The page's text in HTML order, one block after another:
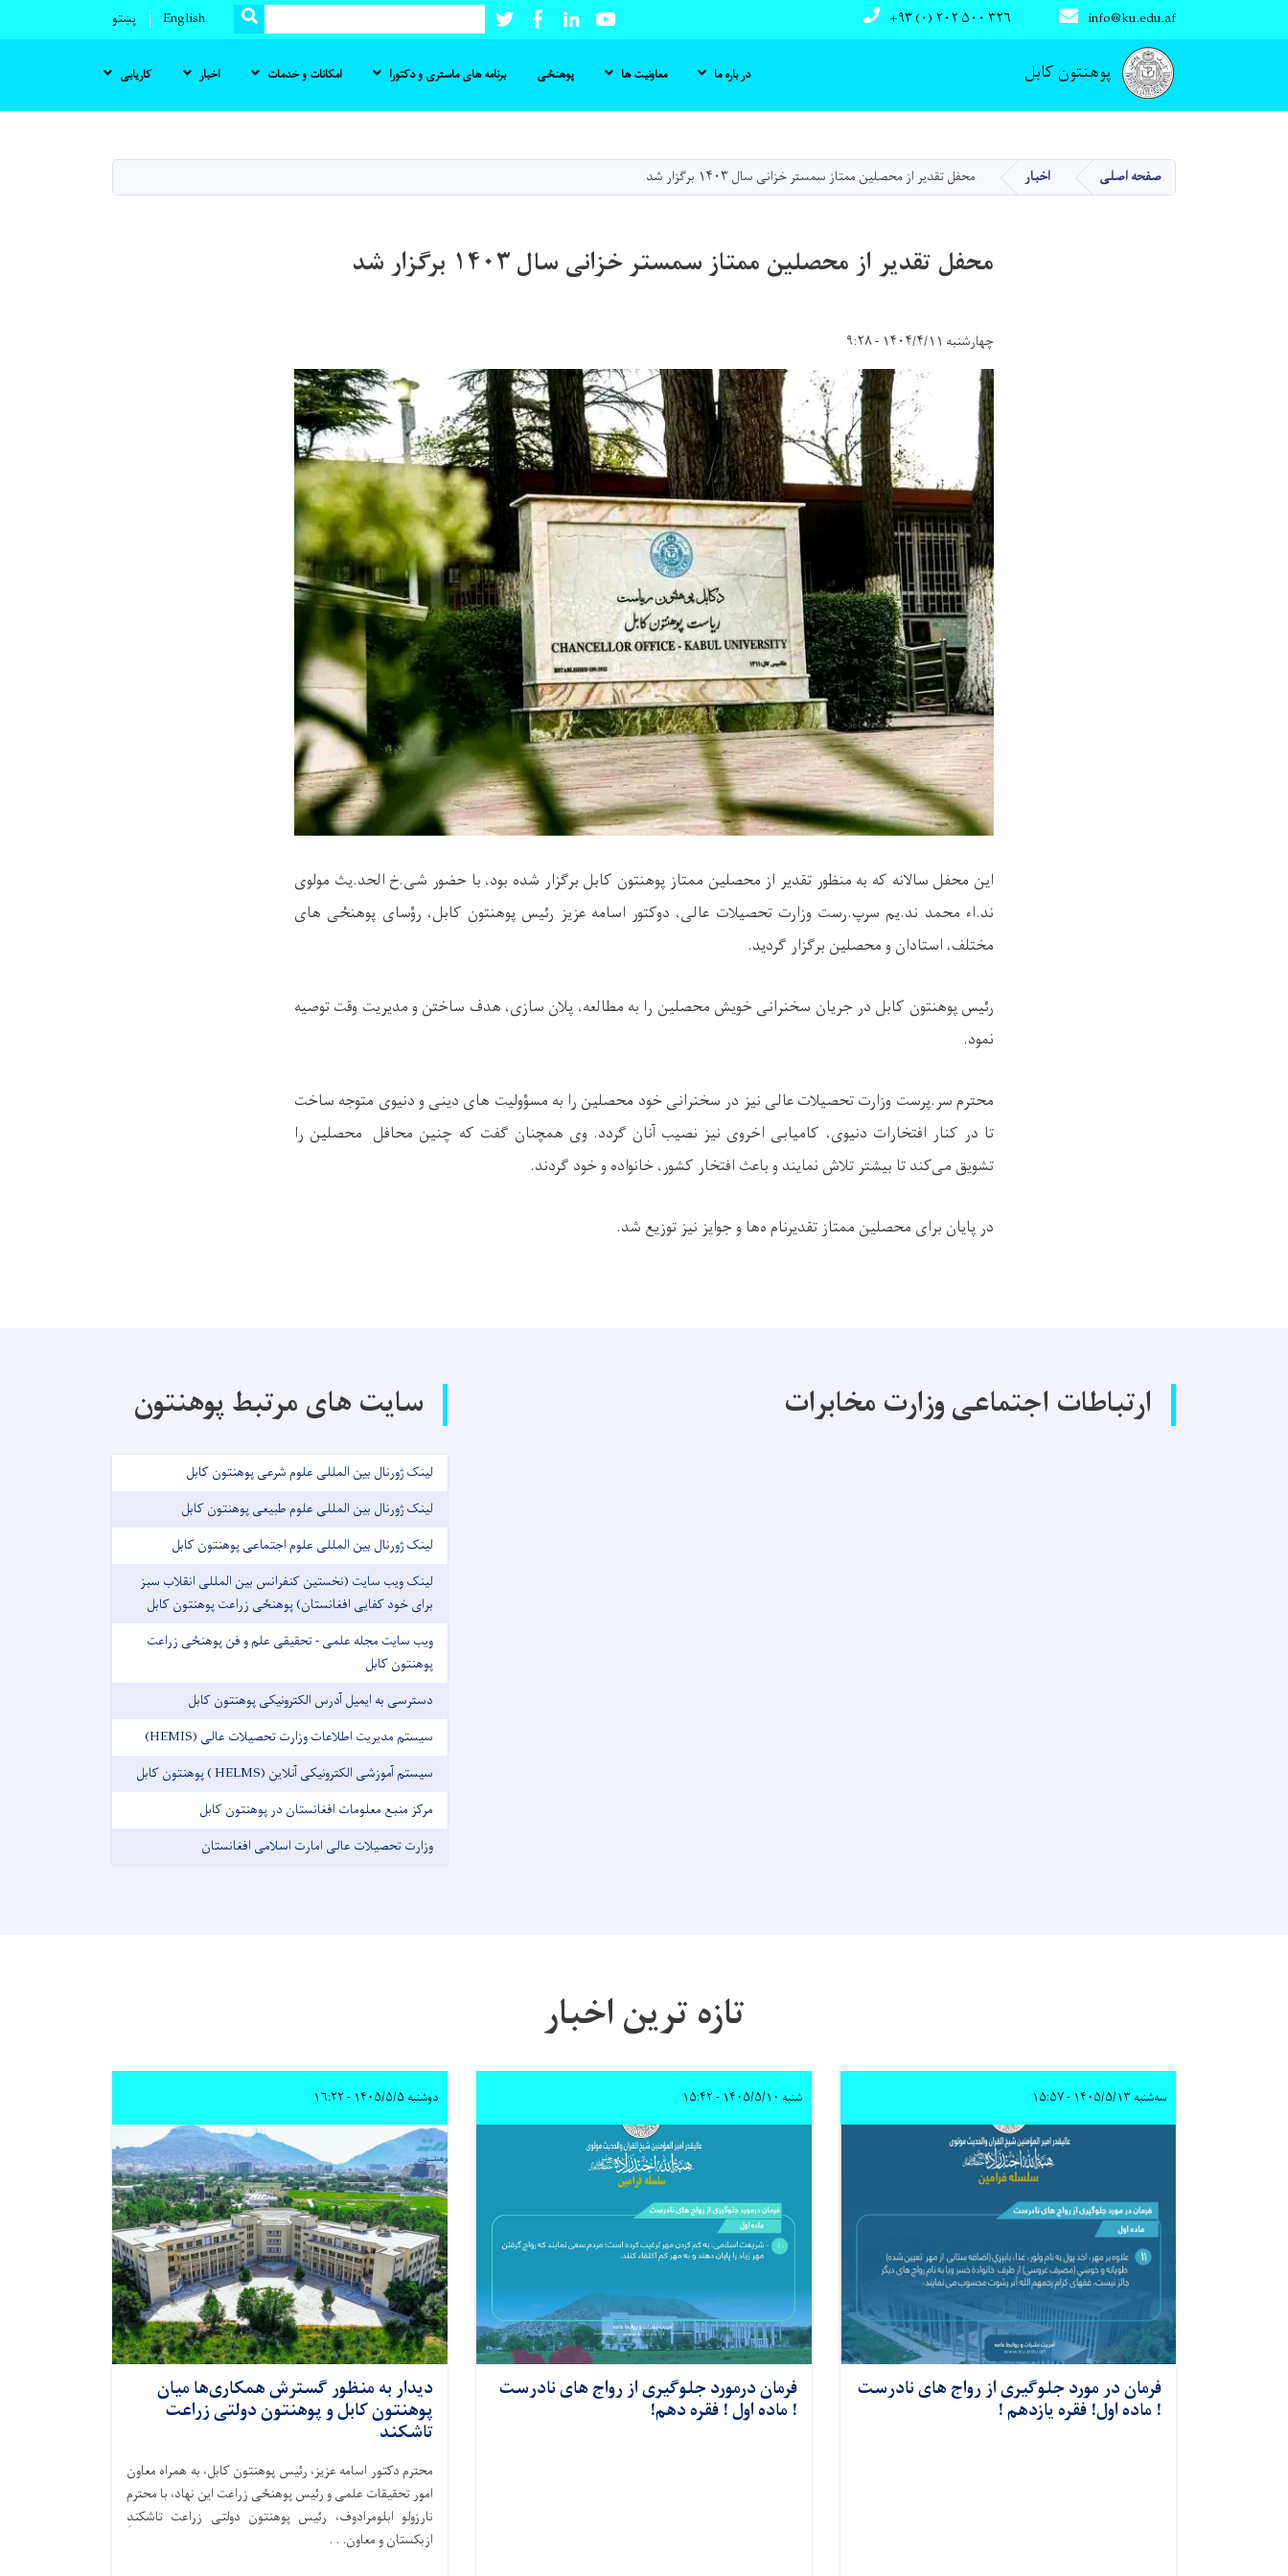
content
پوهنتون کابل
info@ku.edu.af +۹۳ (۰) ۲۰۲ ۵۰۰ ۳۲۶ Youtube
LinkedIn
Facebook
Twitter
Search
SEARCH
English پښتو
Main navigation
در باره ما معاونیت ها پوهنځی برنامه های ماستری و دکتورا امکانات و خدمات اخبار کاریابی
صفحه اصلی اخبار محفل تقدیر از محصلین ممتاز سمستر خزانی سال ۱۴۰۳ برګزار شد
محفل تقدیر از محصلین ممتاز سمستر خزانی سال ۱۴۰۳ برګزار شد
چهارشنبه ۱۴۰۴/۴/۱۱ - ۹:۲۸
این محفل سالانه که به منظور تقدیر از محصلین ممتاز پوهنتون کابل برګزار شده بود، با حضور شی.خ الحد.یث مولوی
ند.اء محمد ند.یم سرپ.رست وزارت تحصیلات عالی، دوکتور اسامه عزیز رئیس پوهنتون کابل، رؤسای پوهنځی‌ های
مختلف، استادان و محصلین برګزار ګردید.
رئیس پوهنتون کابل در جریان سخنرانی خویش محصلین را به مطالعه، پلان سازی، هدف‌ ساختن و مدیریت وقت توصیه
نمود.
محترم سر.پرست وزارت تحصیلات عالی نیز در سخنرانی خود محصلین را به مسؤولیت‌ های دینی و دنیوی متوجه ساخت
تا در کنار افتخارات دنیوی، کامیابی اخروی نیز نصیب آنان ګردد. وی همچنان ګفت که چنین محافل محصلین را
تشویق می‌کند تا بیشتر تلاش نمایند و باعث افتخار کشور، خانواده و خود ګردند.
در پایان برای محصلین ممتاز تقدیرنام ه‌ها و جوایز نیز توزیع شد.
ارتباطات اجتماعی وزارت مخابرات سایت های مرتبط پوهنتون
لینک ژورنال بین المللی علوم شرعی پوهنتون کابل
لینک ژورنال بین المللی علوم طبیعی پوهنتون کابل
لینک ژورنال بین المللی علوم اجتماعی پوهنتون کابل
لینک ویب سایت (نخستین کنفرانس بین المللی انقلاب سبز
برای خود کفایی افغانستان) پوهنځی زراعت پوهنتون کابل
ویب سایت مجله علمی - تحقیقی علم و فن پوهنځی زراعت
پوهنتون کابل
دسترسی به ایمیل آدرس الکترونیکی پوهنتون کابل
سیستم مدیریت اطلاعات وزارت تحصیلات عالی (HEMIS)
سیستم آموزشی الکترونیکی آنلاین (HELMS ) پوهنتون کابل
مرکز منبع معلومات افغانستان در پوهنتون کابل
وزارت تحصیلات عالی امارت اسلامی افغانستان
تازه ترین اخبار
سه‌شنبه ۱۴۰۵/۵/۱۳ - ۱۵:۵۷
فرمان در مورد جلوگیری از رواج های نادرست
! ماده اول! فقره یازدهم !
شنبه ۱۴۰۵/۵/۱۰ - ۱۵:۴۲
فرمان درمورد جلوگیری از رواج های نادرست
! ماده اول ! فقره دهم!
دوشنبه ۱۴۰۵/۵/۵ - ۱۶:۲۲
دیدار به منظور گسترش همکاری‌ها میان
پوهنتون کابل و پوهنتون دولتی زراعت
تاشکند
محترم دکتور اسامه عزیز، رئیس پوهنتون کابل، به همراه معاون
امور تحقیقات علمی و رئیس پوهنځی زراعت این نهاد، با محترم
نارزولو ابلومرادوف، رئیس پوهنتون دولتی زراعت تاشکندِ
ازبکستان و معاون. . .